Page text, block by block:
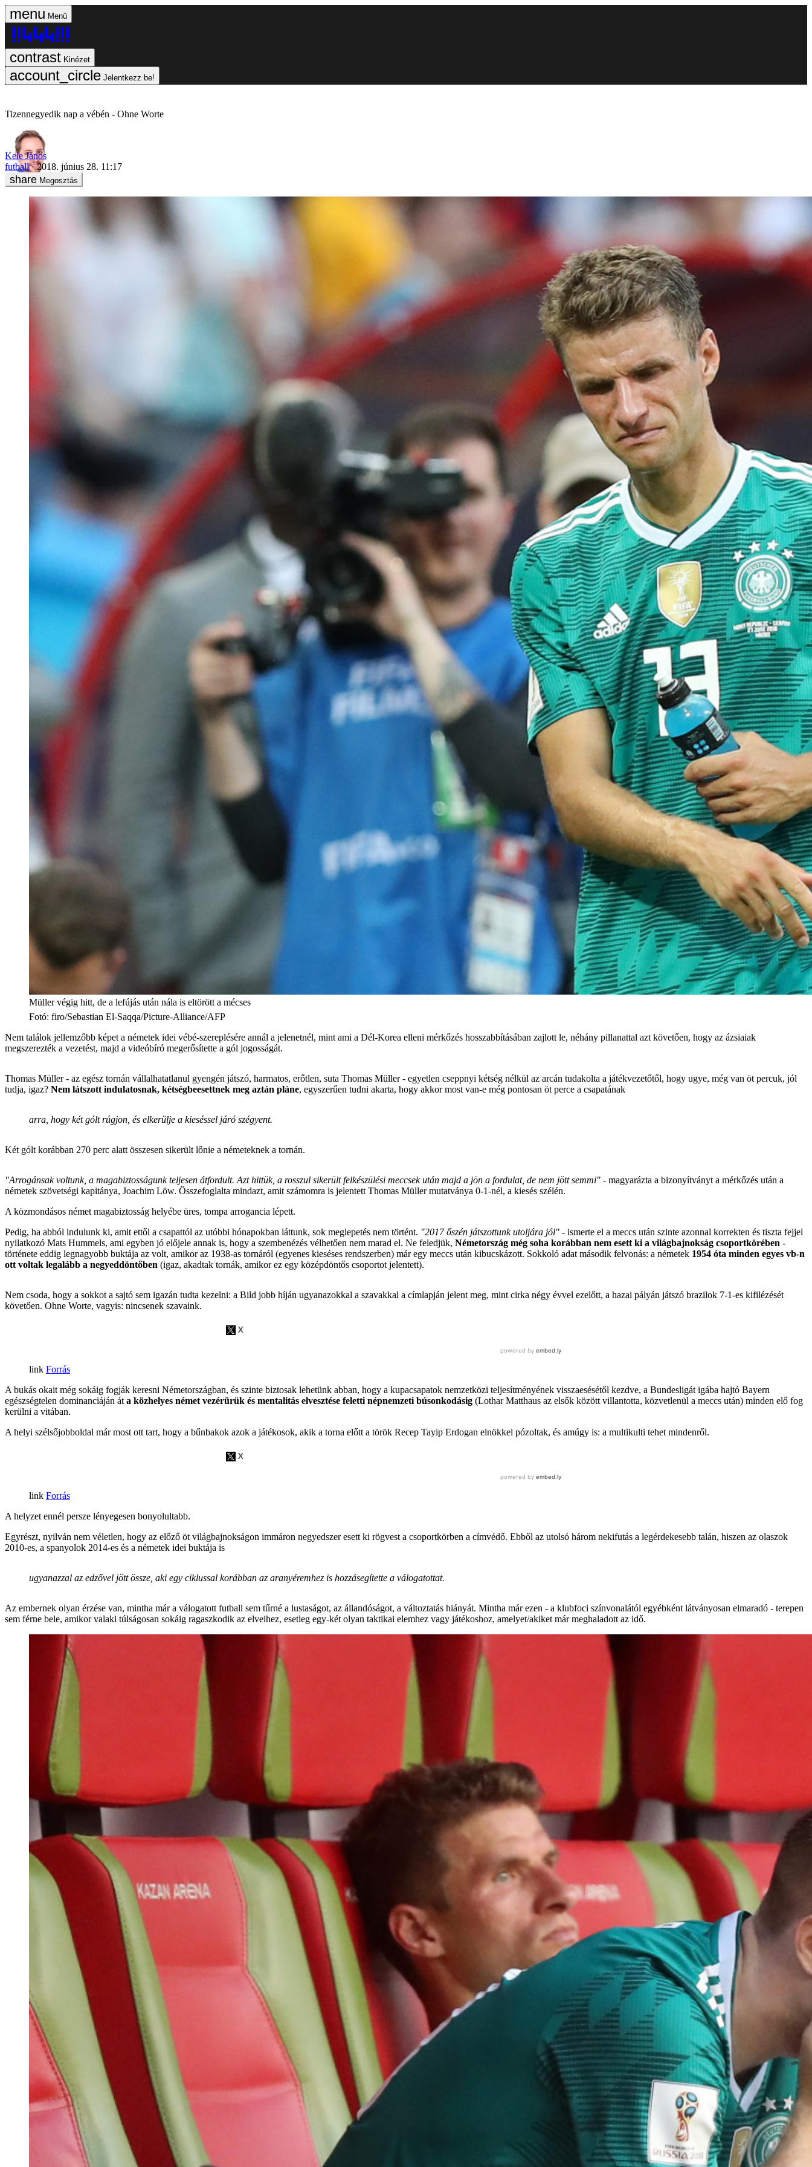
Menü
Kinézet
Jelentkezz be!
Tizennegyedik nap a vébén - Ohne Worte
Kele János
futball
2018. június 28. 11:17
Megosztás
Müller végig hitt, de a lefújás után nála is eltörött a mécses
Fotó: firo/Sebastian El-Saqqa/Picture-Alliance/AFP
Nem találok jellemzőbb képet a németek idei vébé-szereplésére annál a jelenetnél, mint ami a Dél-Korea elleni mérkőzés hosszabbításában zajlott le, néhány pillanattal azt követően, hogy az ázsiaiak
megszerezték a vezetést, majd a videóbíró megerősítette a gól jogosságát.
Thomas Müller - az egész tornán vállalhatatlanul gyengén játszó, harmatos, erőtlen, suta Thomas Müller - egyetlen cseppnyi kétség nélkül az arcán tudakolta a játékvezetőtől, hogy ugye, még van öt percuk, jól
tudja, igaz? Nem látszott indulatosnak, kétségbeesettnek meg aztán pláne, egyszerűen tudni akarta, hogy akkor most van-e még pontosan öt perce a csapatának
arra, hogy két gólt rúgjon, és elkerülje a kieséssel járó szégyent.
Két gólt korábban 270 perc alatt összesen sikerült lőnie a németeknek a tornán.
"Arrogánsak voltunk, a magabiztosságunk teljesen átfordult. Azt hittük, a rosszul sikerült felkészülési meccsek után majd a jön a fordulat, de nem jött semmi" - magyarázta a bizonyítványt a mérkőzés után a
németek szövetségi kapitánya, Joachim Löw. Összefoglalta mindazt, amit számomra is jelentett Thomas Müller mutatványa 0-1-nél, a kiesés szélén.
A közmondásos német magabiztosság helyébe üres, tompa arrogancia lépett.
Pedig, ha abból indulunk ki, amit ettől a csapattól az utóbbi hónapokban láttunk, sok meglepetés nem történt. "2017 őszén játszottunk utoljára jól" - ismerte el a meccs után szinte azonnal korrekten és tiszta fejjel
nyilatkozó Mats Hummels, ami egyben jó előjele annak is, hogy a szembenézés vélhetően nem marad el. Ne feledjük, Németország még soha korábban nem esett ki a világbajnokság csoportkörében -
története eddig legnagyobb buktája az volt, amikor az 1938-as tornáról (egyenes kieséses rendszerben) már egy meccs után kibucskázott. Sokkoló adat második felvonás: a németek 1954 óta minden egyes vb-n
ott voltak legalább a negyeddöntőben (igaz, akadtak tornák, amikor ez egy középdöntős csoportot jelentett).
Nem csoda, hogy a sokkot a sajtó sem igazán tudta kezelni: a Bild jobb híján ugyanazokkal a szavakkal a címlapján jelent meg, mint cirka négy évvel ezelőtt, a hazai pályán játszó brazilok 7-1-es kifilézését
követően. Ohne Worte, vagyis: nincsenek szavaink.
Forrás
A bukás okait még sokáig fogják keresni Németországban, és szinte biztosak lehetünk abban, hogy a kupacsapatok nemzetközi teljesítményének visszaesésétől kezdve, a Bundesligát igába hajtó Bayern
egészségtelen dominanciáján át a közhelyes német vezérürük és mentalitás elvesztése feletti népnemzeti búsonkodásig (Lothar Matthaus az elsők között villantotta, közvetlenül a meccs után) minden elő fog
kerülni a vitában.
A helyi szélsőjobboldal már most ott tart, hogy a bűnbakok azok a játékosok, akik a torna előtt a török Recep Tayip Erdogan elnökkel pózoltak, és amúgy is: a multikulti tehet mindenről.
Forrás
A helyzet ennél persze lényegesen bonyolultabb.
Egyrészt, nyilván nem véletlen, hogy az előző öt világbajnokságon immáron negyedszer esett ki rögvest a csoportkörben a címvédő. Ebből az utolsó három nekifutás a legérdekesebb talán, hiszen az olaszok
2010-es, a spanyolok 2014-es és a németek idei buktája is
ugyanazzal az edzővel jött össze, aki egy ciklussal korábban az aranyéremhez is hozzásegítette a válogatottat.
Az embernek olyan érzése van, mintha már a válogatott futball sem tűrné a lustaságot, az állandóságot, a változtatás hiányát. Mintha már ezen - a klubfoci színvonalától egyébként látványosan elmaradó - terepen
sem férne bele, amikor valaki túlságosan sokáig ragaszkodik az elveihez, esetleg egy-két olyan taktikai elemhez vagy játékoshoz, amelyet/akiket már meghaladott az idő.